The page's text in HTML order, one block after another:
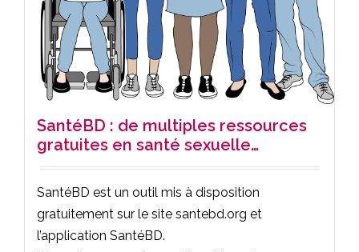
SantéBD : de multiples ressources
gratuites en santé sexuelle…
SantéBD est un outil mis à disposition
gratuitement sur le site santebd.org et
l’application SantéBD.